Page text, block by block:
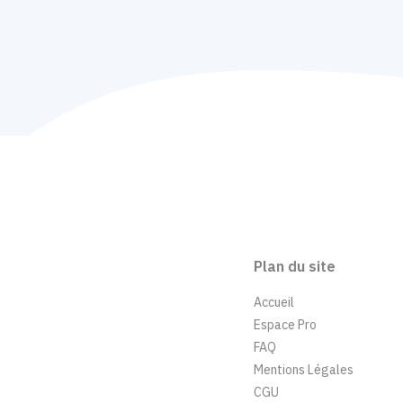
Plan du site
Accueil
Espace Pro
FAQ
Mentions Légales
CGU